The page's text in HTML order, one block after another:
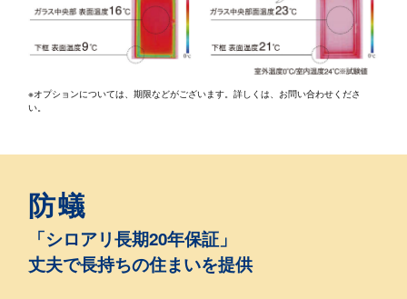
※オプションについては、期限などがございます。詳しくは、お問い合わせくださ
い。
防蟻
「シロアリ長期20年保証」
丈夫で長持ちの住まいを提供